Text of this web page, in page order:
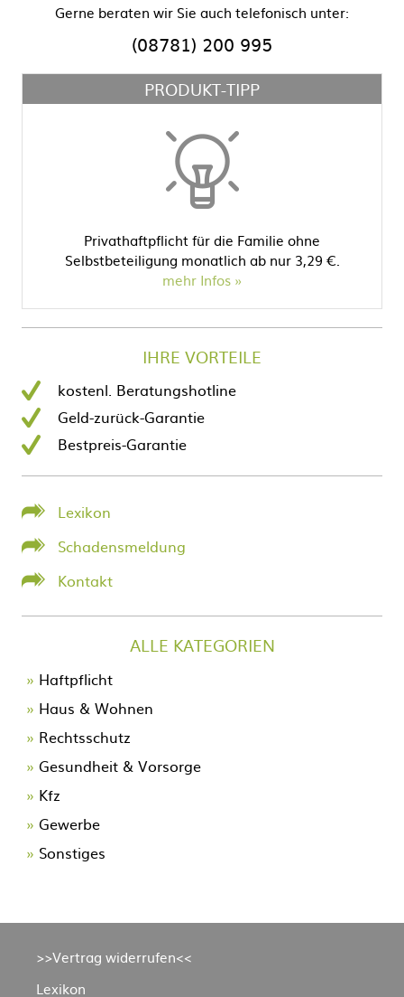
Gerne beraten wir Sie auch telefonisch unter:
(08781) 200 995
PRODUKT-TIPP
Privathaftpflicht für die Familie ohne
Selbstbeteiligung monatlich ab nur 3,29 €.
mehr Infos
IHRE VORTEILE
kostenl. Beratungshotline
Geld-zurück-Garantie
Bestpreis-Garantie
Lexikon
Schadensmeldung
Kontakt
ALLE KATEGORIEN
Navigation
überspringen
Haftpflicht
Haus & Wohnen
Rechtsschutz
Gesundheit & Vorsorge
Kfz
Gewerbe
Sonstiges
>>Vertrag widerrufen<<
Lexikon